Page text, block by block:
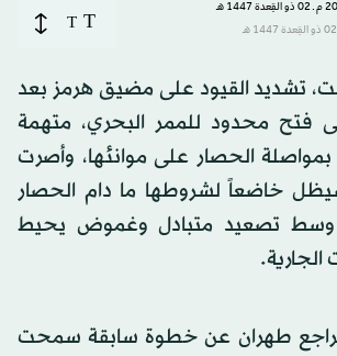
T
T
تشديد القيود على مضيق هرمز بعد
فتح محدود للممر البحري، متهمة
بمواصلة الحصار على موانئها، وأصرت
خاضعاً لشروطها ما دام الحصار
وسط تصعيد متبادل وغموض يحيط
تراجع طهران عن خطوة سابقة سمحت